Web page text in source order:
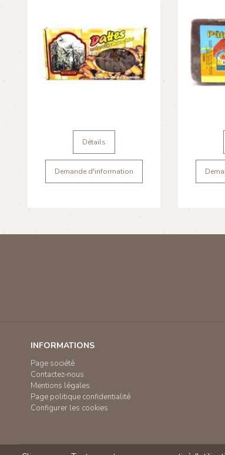
Détails
Demande d'information
INFORMATIONS
Page société
Contactez-nous
Mentions légales
Page politique confidentialité
Configurer les cookies